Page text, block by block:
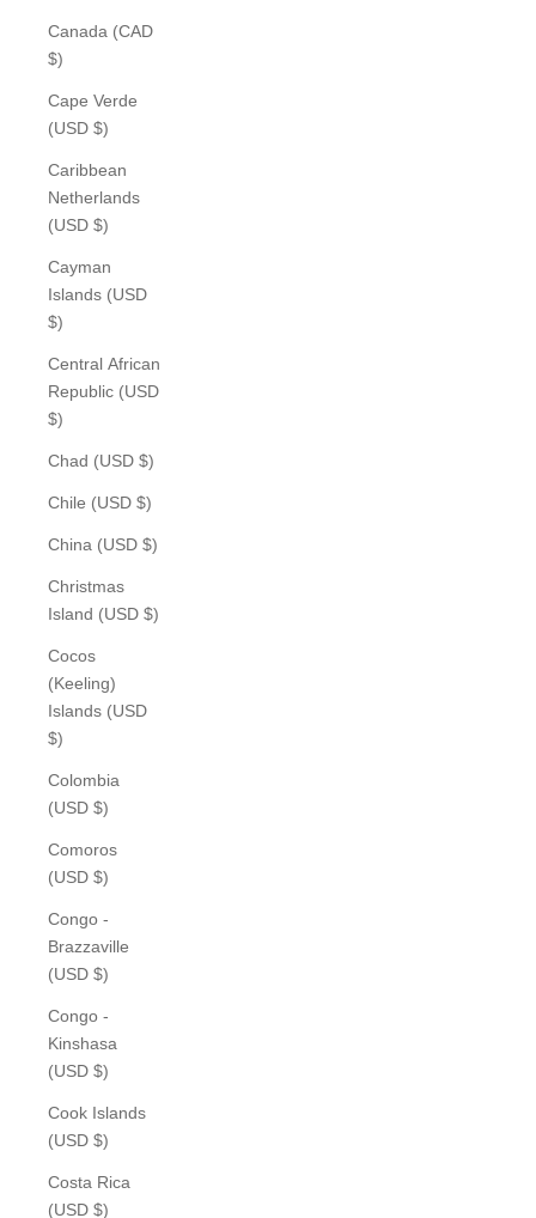
Canada (CAD
$)
Cape Verde
(USD $)
Caribbean
Netherlands
(USD $)
Cayman
Islands (USD
$)
Central African
Republic (USD
$)
Chad (USD $)
Chile (USD $)
China (USD $)
Christmas
Island (USD $)
Cocos
(Keeling)
Islands (USD
$)
Colombia
(USD $)
Comoros
(USD $)
Congo -
Brazzaville
(USD $)
Congo -
Kinshasa
(USD $)
Cook Islands
(USD $)
Costa Rica
(USD $)